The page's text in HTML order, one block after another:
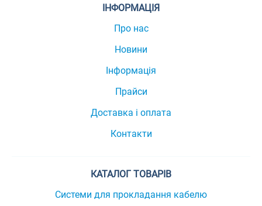
ІНФОРМАЦІЯ
Про нас
Новини
Інформація
Прайси
Доставка і оплата
Контакти
КАТАЛОГ ТОВАРІВ
Системи для прокладання кабелю